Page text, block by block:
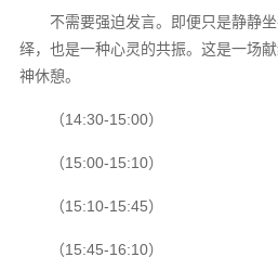
不需要强迫发言。即便只是静静
绎，也是一种心灵的共振。这是一场
神休憩。
（14:30-15:00）
（15:00-15:10）
（15:10-15:45）
（15:45-16:10）